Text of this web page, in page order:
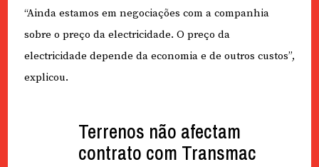
“Ainda estamos em negociações com a companhia
sobre o preço da electricidade. O preço da
electricidade depende da economia e de outros custos”,
explicou.
Terrenos não afectam
contrato com Transmac